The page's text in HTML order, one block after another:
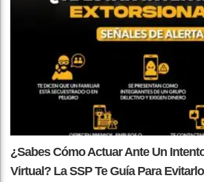
¿Sabes Cómo Actuar Ante Un
Virtual? La SSP Te Guía Para Evitarlo